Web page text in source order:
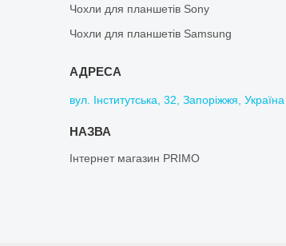
Чохли для планшетів Sony
Чохли для планшетів Samsung
вул. Інститутська, 32, Запоріжжя, Україна
Інтернет магазин PRIMO